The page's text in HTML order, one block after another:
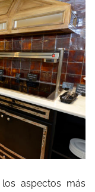
aspectos más